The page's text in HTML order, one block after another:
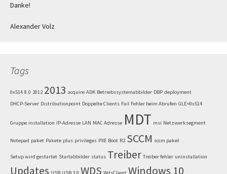
Danke!
Alexander Volz
Tags
0x514 8.0 2012 2013 acquire ADK Betriebssystemabbilder DBP deployment
DHCP-Server Distributionpoint Doppelte Clients Fail Fehler beim Abrufen GLE=0x514
Gruppe installation IP-Adresse LAN MAC Adresse MDT msi Netzwerksegment
Notepad paket Pakete plus privileges PXE Boot R2 SCCM sccm paket
Setup wird gestartet Startabbilder status Treiber Treiber fehler uninstallation
Updates WDS Windows 10